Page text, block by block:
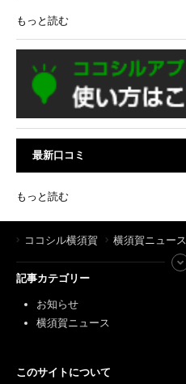
もっと読む
最新口コミ
もっと読む
ココシル横須賀 横須賀ニュース
記事カテゴリー
お知らせ
横須賀ニュース
このサイトについて